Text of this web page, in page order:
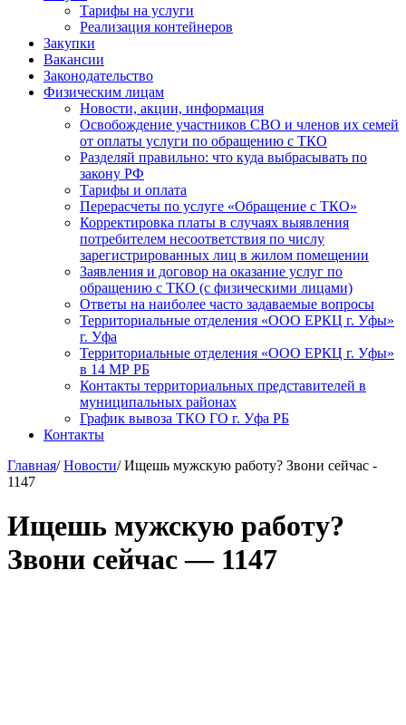
Тарифы на услуги
Реализация контейнеров
Закупки
Вакансии
Законодательство
Физическим лицам
Новости, акции, информация
Освобождение участников СВО и членов их семей
от оплаты услуги по обращению с ТКО
Разделяй правильно: что куда выбрасывать по
закону РФ
Тарифы и оплата
Перерасчеты по услуге «Обращение с ТКО»
Корректировка платы в случаях выявления
потребителем несоответствия по числу
зарегистрированных лиц в жилом помещении
Заявления и договор на оказание услуг по
обращению с ТКО (с физическими лицами)
Ответы на наиболее часто задаваемые вопросы
Территориальные отделения «ООО ЕРКЦ г. Уфы»
г. Уфа
Территориальные отделения «ООО ЕРКЦ г. Уфы»
в 14 МР РБ
Контакты территориальных представителей в
муниципальных районах
График вывоза ТКО ГО г. Уфа РБ
Контакты
Главная/ Новости/ Ищешь мужскую работу? Звони сейчас -
1147
Ищешь мужскую работу?
Звони сейчас — 1147